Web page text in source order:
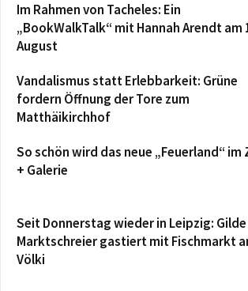
Im Rahmen von Tacheles: Ein
„BookWalkTalk“ mit Hannah Arendt am
August
Vandalismus statt Erlebbarkeit: Grüne
fordern Öffnung der Tore zum
Matthäikirchhof
So schön wird das neue „Feuerland“ im
+ Galerie
Seit Donnerstag wieder in Leipzig:
Marktschreier gastiert mit Fischmarkt
Völki